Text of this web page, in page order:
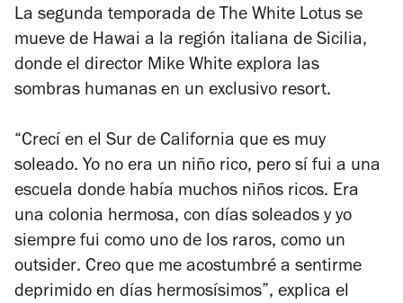
La segunda temporada de The White Lotus se
mueve de Hawai a la región italiana de Sicilia,
donde el director Mike White explora las
sombras humanas en un exclusivo resort.
“Crecí en el Sur de California que es muy
soleado. Yo no era un niño rico, pero sí fui a una
escuela donde había muchos niños ricos. Era
una colonia hermosa, con días soleados y yo
siempre fui como uno de los raros, como un
outsider. Creo que me acostumbré a sentirme
deprimido en días hermosísimos”, explica el